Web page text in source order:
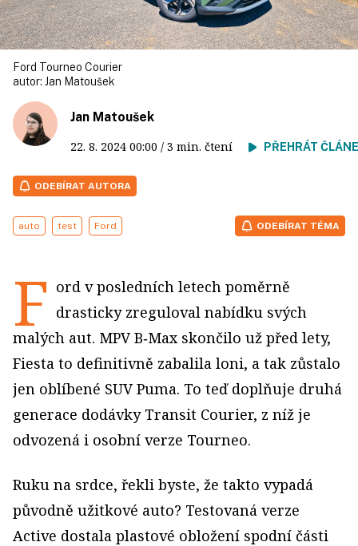
Ford Tourneo Courier
autor: Jan Matoušek
Jan Matoušek
22. 8. 2024 00:00 / 3 min. čtení PŘEHRÁT
ODEBÍRAT AUTORA
auto test Ford ODEBÍRAT TÉMA
F ord v posledních letech poměrně
drasticky zreguloval nabídku svých
malých aut. MPV B‑Max skončilo už před lety,
Fiesta to definitivně zabalila loni, a tak zůstalo
jen oblíbené SUV Puma. To teď doplňuje druhá
generace dodávky Transit Courier, z níž je
odvozená i osobní verze Tourneo.
Ruku na srdce, řekli byste, že takto vypadá
původně užitkové auto? Testovaná verze
Active dostala plastové obložení spodní části